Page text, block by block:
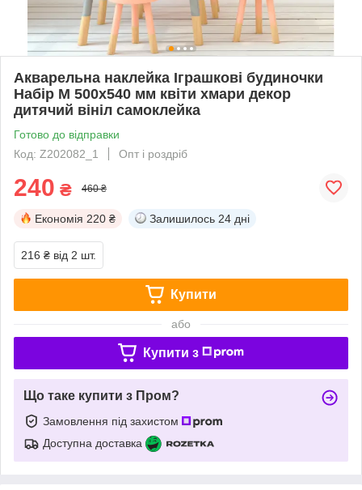
Акварельна наклейка Іграшкові будиночки
Набір М 500х540 мм квіти хмари декор
дитячий вініл самоклейка
Готово до відправки
Код: Z202082_1
Опт і роздріб
240 ₴ 460 ₴
Економія 220 ₴ Залишилось 24 дні
216 ₴ від 2 шт.
Купити
або
Купити з
Що таке купити з Пром?
Замовлення під захистом
Доступна доставка